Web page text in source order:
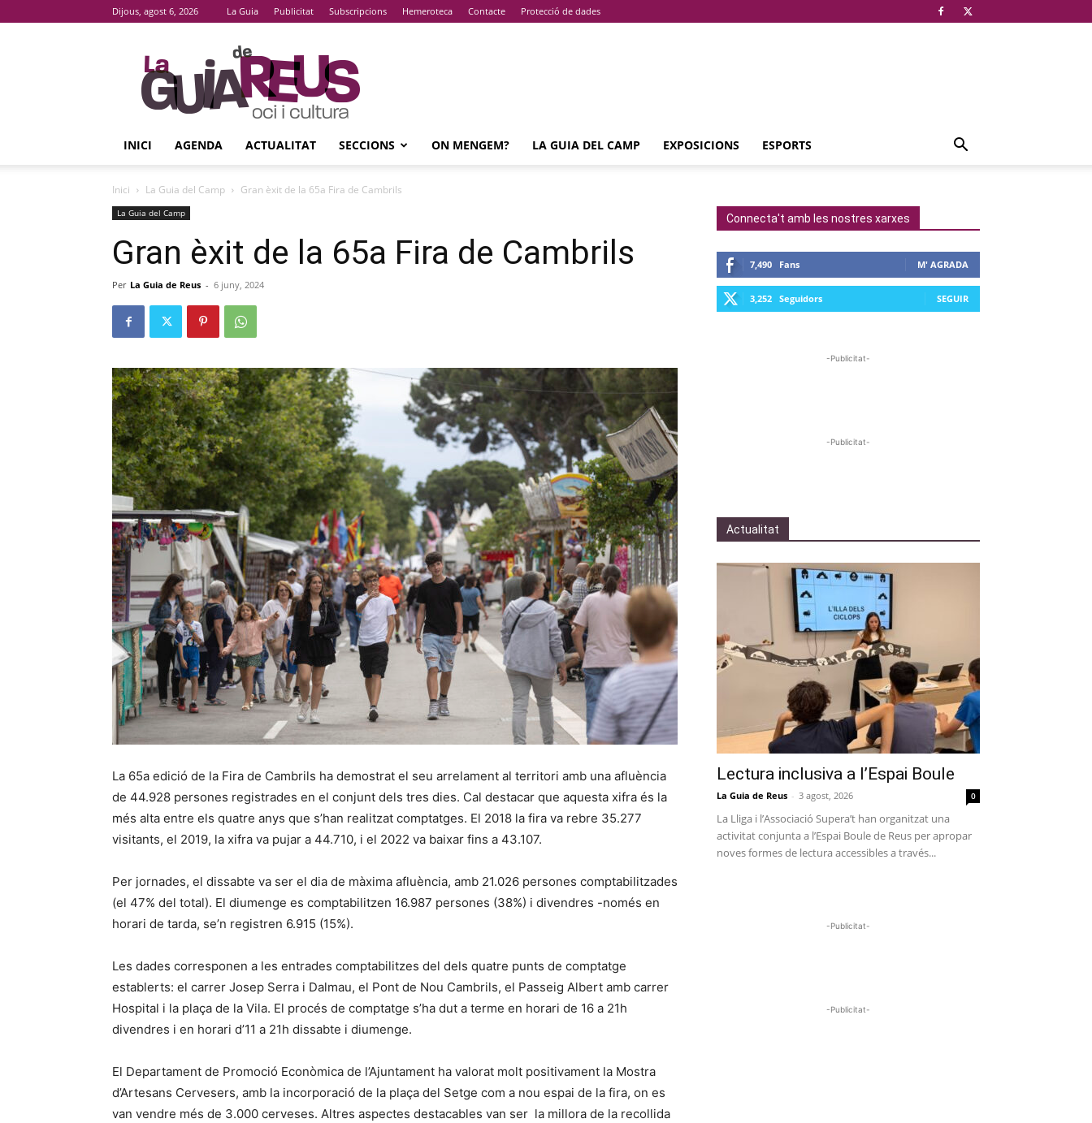
Dijous, agost 6, 2026 La Guia Publicitat Subscripcions Hemeroteca Contacte Protecció de dades
La
Guia
De
Reus
INICI AGENDA ACTUALITAT SECCIONS ON MENGEM? LA GUIA DEL CAMP EXPOSICIONS ESPORTS
Inici La Guia del Camp Gran èxit de la 65a Fira de Cambrils
La Guia del Camp
Gran èxit de la 65a Fira de Cambrils
Per La Guia de Reus - 6 juny, 2024
La 65a edició de la Fira de Cambrils ha demostrat el seu arrelament al territori amb una afluència
de 44.928 persones registrades en el conjunt dels tres dies. Cal destacar que aquesta xifra és la
més alta entre els quatre anys que s’han realitzat comptatges. El 2018 la fira va rebre 35.277
visitants, el 2019, la xifra va pujar a 44.710, i el 2022 va baixar fins a 43.107.
Per jornades, el dissabte va ser el dia de màxima afluència, amb 21.026 persones comptabilitzades
(el 47% del total). El diumenge es comptabilitzen 16.987 persones (38%) i divendres -només en
horari de tarda, se’n registren 6.915 (15%).
Les dades corresponen a les entrades comptabilitzes del dels quatre punts de comptatge
establerts: el carrer Josep Serra i Dalmau, el Pont de Nou Cambrils, el Passeig Albert amb carrer
Hospital i la plaça de la Vila. El procés de comptatge s’ha dut a terme en horari de 16 a 21h
divendres i en horari d’11 a 21h dissabte i diumenge.
El Departament de Promoció Econòmica de l’Ajuntament ha valorat molt positivament la Mostra
d’Artesans Cervesers, amb la incorporació de la plaça del Setge com a nou espai de la fira, on es
van vendre més de 3.000 cerveses. Altres aspectes destacables van ser la millora de la recollida
Connecta't amb les nostres xarxes
7,490 Fans M' AGRADA
3,252 Seguidors SEGUIR
-Publicitat-
-Publicitat-
Actualitat
Lectura inclusiva a l’Espai Boule
La Guia de Reus - 3 agost, 2026 0
La Lliga i l’Associació Supera’t han organitzat una
activitat conjunta a l’Espai Boule de Reus per apropar
noves formes de lectura accessibles a través...
-Publicitat-
-Publicitat-